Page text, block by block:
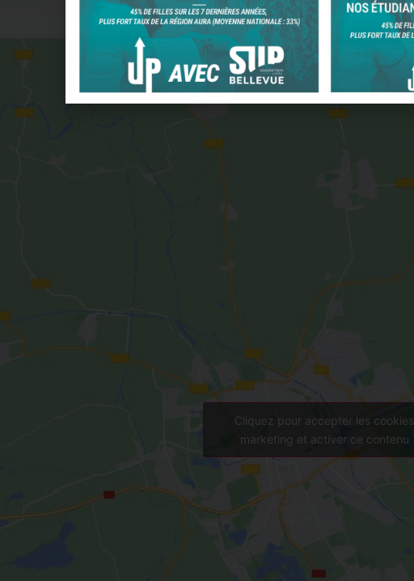
Cliquez pour accepter les cookies
marketing et activer ce contenu